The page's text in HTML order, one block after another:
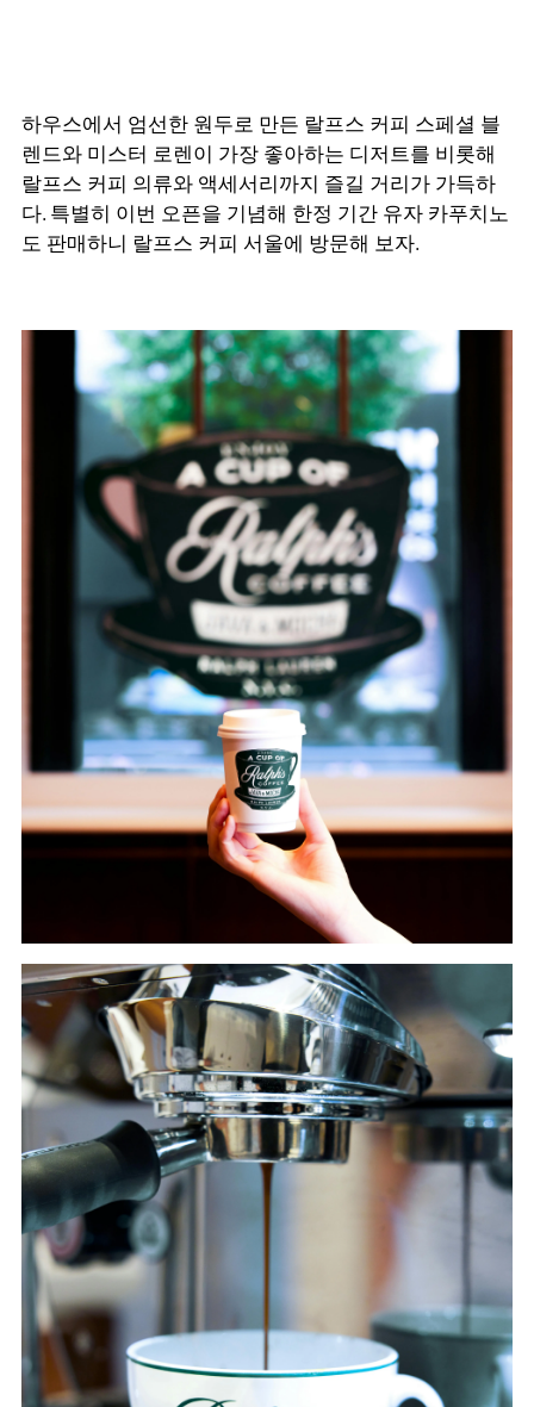
하우스에서 엄선한 원두로 만든 랄프스 커피 스페셜 블
렌드와 미스터 로렌이 가장 좋아하는 디저트를 비롯해
랄프스 커피 의류와 액세서리까지 즐길 거리가 가득하
다. 특별히 이번 오픈을 기념해 한정 기간 유자 카푸치노
도 판매하니 랄프스 커피 서울에 방문해 보자.